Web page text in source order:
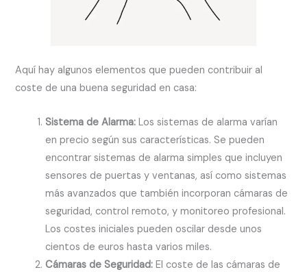
Aquí hay algunos elementos que pueden contribuir al
coste de una buena seguridad en casa:
Sistema de Alarma: Los sistemas de alarma varían
en precio según sus características. Se pueden
encontrar sistemas de alarma simples que incluyen
sensores de puertas y ventanas, así como sistemas
más avanzados que también incorporan cámaras de
seguridad, control remoto, y monitoreo profesional.
Los costes iniciales pueden oscilar desde unos
cientos de euros hasta varios miles.
Cámaras de Seguridad: El coste de las cámaras de